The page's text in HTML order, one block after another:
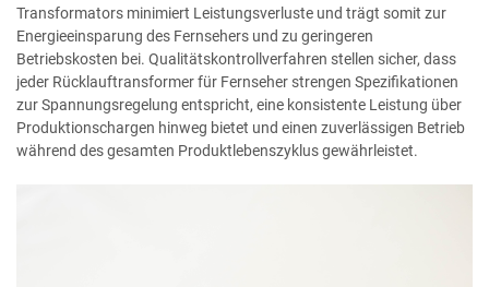
Transformators minimiert Leistungsverluste und trägt somit zur
Energieeinsparung des Fernsehers und zu geringeren
Betriebskosten bei. Qualitätskontrollverfahren stellen sicher, dass
jeder Rücklauftransformer für Fernseher strengen Spezifikationen
zur Spannungsregelung entspricht, eine konsistente Leistung über
Produktionschargen hinweg bietet und einen zuverlässigen Betrieb
während des gesamten Produktlebenszyklus gewährleistet.